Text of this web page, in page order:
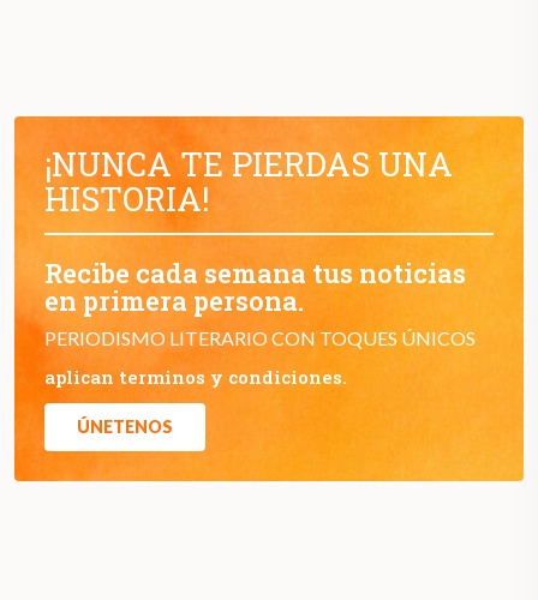
¡NUNCA TE PIERDAS UNA
HISTORIA!
Recibe cada semana tus noticias
en primera persona.
PERIODISMO LITERARIO CON TOQUES ÚNICOS
aplican terminos y condiciones.
ÚNETENOS